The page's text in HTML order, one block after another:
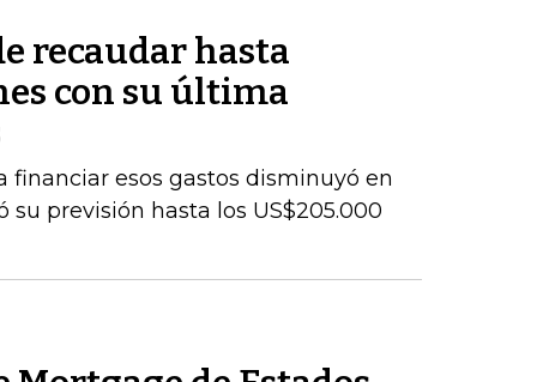
recaudar hasta
con su última
financiar esos gastos disminuyó en
previsión hasta los US$205.000